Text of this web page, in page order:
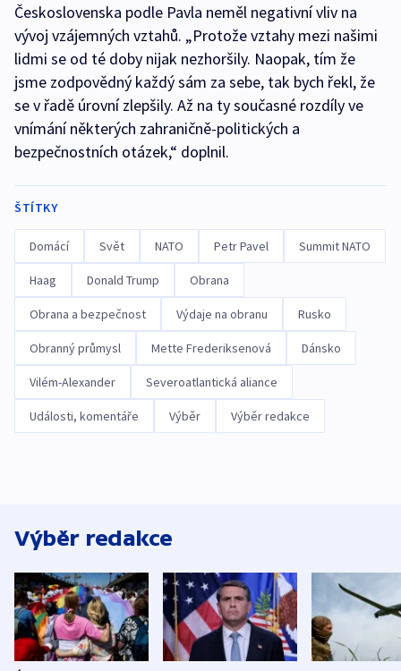
Československa podle Pavla neměl negativní vliv na
vývoj vzájemných vztahů. „Protože vztahy mezi našimi
lidmi se od té doby nijak nezhoršily. Naopak, tím že
jsme zodpovědný každý sám za sebe, tak bych řekl, že
se v řadě úrovní zlepšily. Až na ty současné rozdíly ve
vnímání některých zahraničně-politických a
bezpečnostních otázek,“ doplnil.
ŠTÍTKY
Domácí Svět NATO Petr Pavel Summit NATO
Haag Donald Trump Obrana
Obrana a bezpečnost Výdaje na obranu Rusko
Obranný průmysl Mette Frederiksenová Dánsko
Vilém-Alexander Severoatlantická aliance
Události, komentáře Výběr Výběr redakce
Výběr redakce